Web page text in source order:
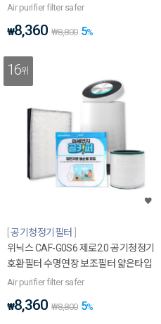
Air purifier filter safer
₩8,360 ₩8,800 5%
16위
공기청정기필터
위닉스 CAF-G0S6 제로2.0 공기청정기
호환필터 수명연장 보조필터 얇은타입
Air purifier filter safer
₩8,360 ₩8,800 5%